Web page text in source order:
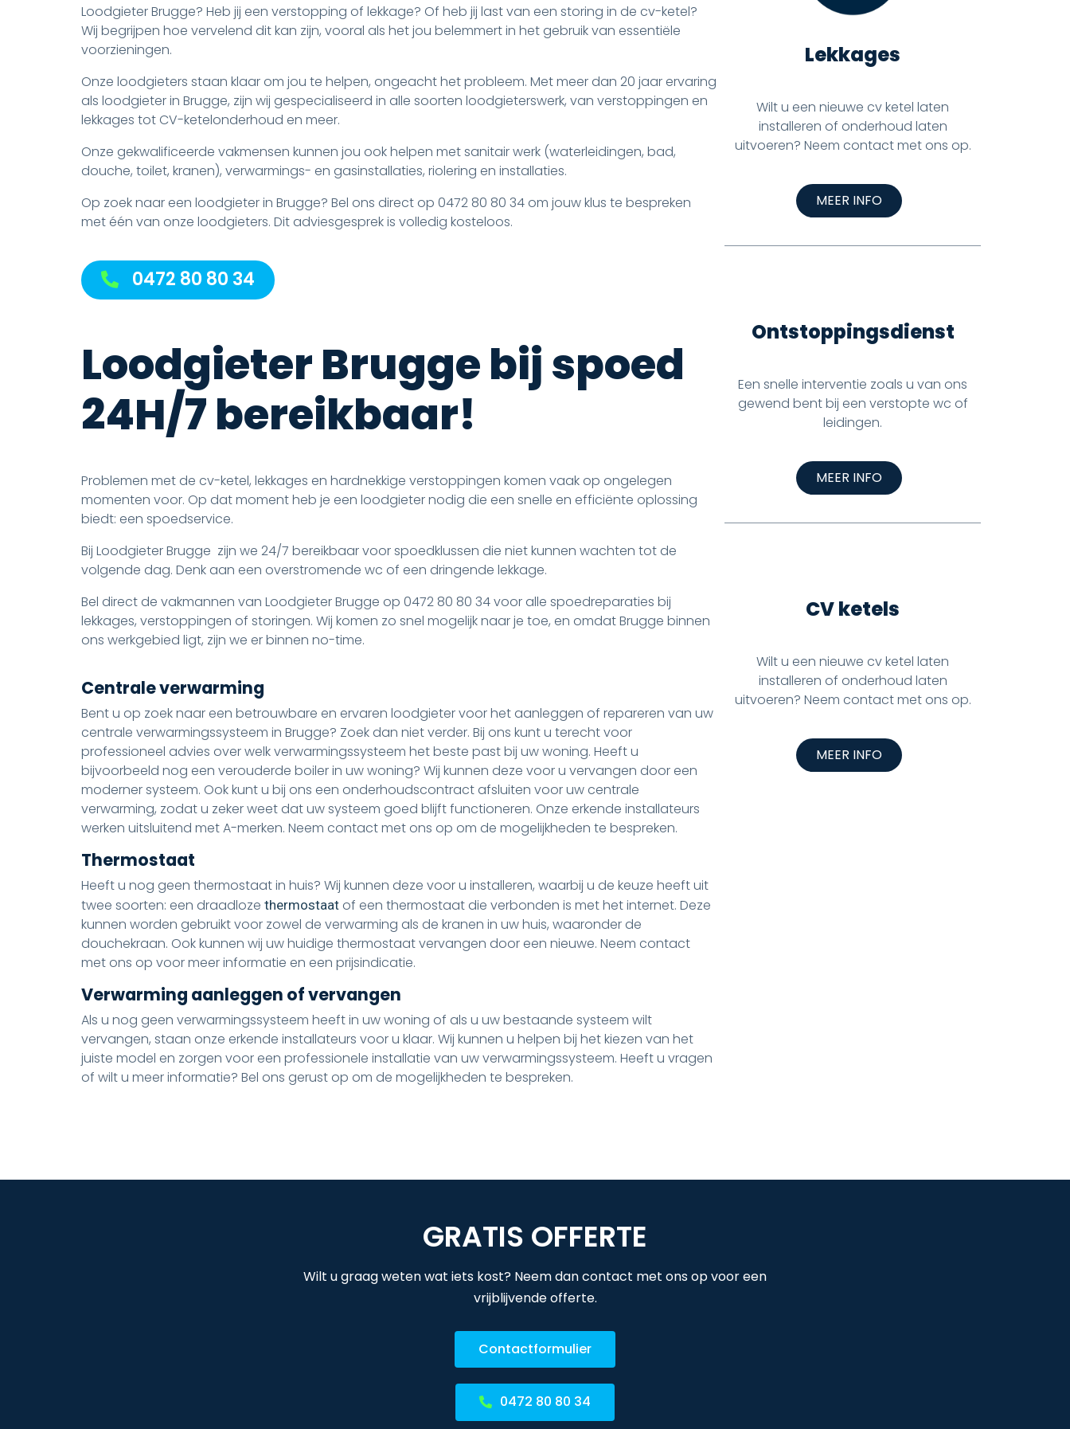
Loodgieter Brugge? Heb jij een verstopping of lekkage? Of heb jij last van een storing in de cv-ketel?
Wij begrijpen hoe vervelend dit kan zijn, vooral als het jou belemmert in het gebruik van essentiële
voorzieningen.
Onze loodgieters staan klaar om jou te helpen, ongeacht het probleem. Met meer dan 20 jaar ervaring
als loodgieter in Brugge, zijn wij gespecialiseerd in alle soorten loodgieterswerk, van verstoppingen en
lekkages tot CV-ketelonderhoud en meer.
Onze gekwalificeerde vakmensen kunnen jou ook helpen met sanitair werk (waterleidingen, bad,
douche, toilet, kranen), verwarmings- en gasinstallaties, riolering en installaties.
Op zoek naar een loodgieter in Brugge? Bel ons direct op 0472 80 80 34 om jouw klus te bespreken
met één van onze loodgieters. Dit adviesgesprek is volledig kosteloos.
0472 80 80 34
Loodgieter Brugge bij spoed
24H/7 bereikbaar!
Problemen met de cv-ketel, lekkages en hardnekkige verstoppingen komen vaak op ongelegen
momenten voor. Op dat moment heb je een loodgieter nodig die een snelle en efficiënte oplossing
biedt: een spoedservice.
Bij Loodgieter Brugge zijn we 24/7 bereikbaar voor spoedklussen die niet kunnen wachten tot de
volgende dag. Denk aan een overstromende wc of een dringende lekkage.
Bel direct de vakmannen van Loodgieter Brugge op 0472 80 80 34 voor alle spoedreparaties bij
lekkages, verstoppingen of storingen. Wij komen zo snel mogelijk naar je toe, en omdat Brugge binnen
ons werkgebied ligt, zijn we er binnen no-time.
Centrale verwarming
Bent u op zoek naar een betrouwbare en ervaren loodgieter voor het aanleggen of repareren van uw
centrale verwarmingssysteem in Brugge? Zoek dan niet verder. Bij ons kunt u terecht voor
professioneel advies over welk verwarmingssysteem het beste past bij uw woning. Heeft u
bijvoorbeeld nog een verouderde boiler in uw woning? Wij kunnen deze voor u vervangen door een
moderner systeem. Ook kunt u bij ons een onderhoudscontract afsluiten voor uw centrale
verwarming, zodat u zeker weet dat uw systeem goed blijft functioneren. Onze erkende installateurs
werken uitsluitend met A-merken. Neem contact met ons op om de mogelijkheden te bespreken.
Thermostaat
Heeft u nog geen thermostaat in huis? Wij kunnen deze voor u installeren, waarbij u de keuze heeft uit
twee soorten: een draadloze thermostaat of een thermostaat die verbonden is met het internet. Deze
kunnen worden gebruikt voor zowel de verwarming als de kranen in uw huis, waaronder de
douchekraan. Ook kunnen wij uw huidige thermostaat vervangen door een nieuwe. Neem contact
met ons op voor meer informatie en een prijsindicatie.
Verwarming aanleggen of vervangen
Als u nog geen verwarmingssysteem heeft in uw woning of als u uw bestaande systeem wilt
vervangen, staan onze erkende installateurs voor u klaar. Wij kunnen u helpen bij het kiezen van het
juiste model en zorgen voor een professionele installatie van uw verwarmingssysteem. Heeft u vragen
of wilt u meer informatie? Bel ons gerust op om de mogelijkheden te bespreken.
Lekkages
Wilt u een nieuwe cv ketel laten
installeren of onderhoud laten
uitvoeren? Neem contact met ons op.
MEER INFO
Ontstoppingsdienst
Een snelle interventie zoals u van ons
gewend bent bij een verstopte wc of
leidingen.
MEER INFO
CV ketels
Wilt u een nieuwe cv ketel laten
installeren of onderhoud laten
uitvoeren? Neem contact met ons op.
MEER INFO
GRATIS OFFERTE
Wilt u graag weten wat iets kost? Neem dan contact met ons op voor een
vrijblijvende offerte.
Contactformulier
0472 80 80 34